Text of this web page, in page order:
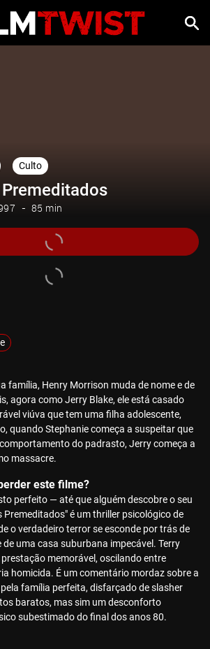
Culto
85 min
família, Henry Morrison muda de nome e de
agora como Jerry Blake, ele está casado
viúva que tem uma filha adolescente,
quando Stephanie começa a suspeitar que
do padrasto, Jerry começa a
massacre.
este filme?
perfeito — até que alguém descobre o seu
Premeditados" é um thriller psicológico de
o verdadeiro terror se esconde por trás de
de uma casa suburbana impecável. Terry
prestação memorável, oscilando entre
homicida. É um comentário mordaz sobre a
família perfeita, disfarçado de slasher
baratos, mas sim um desconforto
subestimado do final dos anos 80.